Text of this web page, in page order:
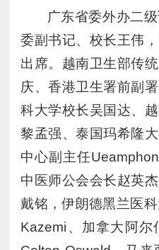
广东省委外办二
委副书记、校长王伟
出席。越南卫生部传
庆、香港卫生署前副
科大学校长吴国达、
黎孟强、泰国玛希隆
中心副主任
中医师公会会长赵英
戴铭，伊朗德黑兰医
Kazemi、加拿大阿